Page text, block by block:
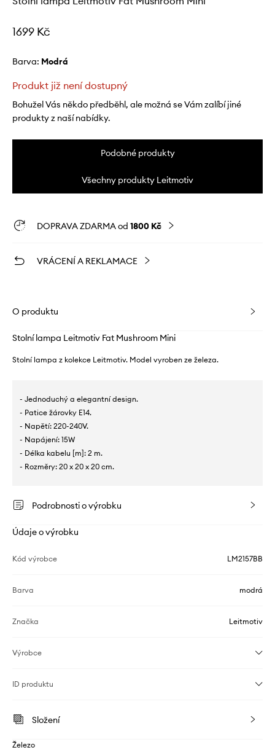
1699 Kč
Barva: modrá
Produkt již není dostupný
Bohužel Vás někdo předběhl, ale možná se Vám zalíbí jiné
produkty z naší nabídky.
Podobné produkty
Všechny produkty Leitmotiv
DOPRAVA ZDARMA od 1800 Kč
VRÁCENÍ A REKLAMACE
O produktu
Stolní lampa Leitmotiv Fat Mushroom Mini
Stolní lampa z kolekce Leitmotiv. Model vyroben ze železa.
- Jednoduchý a elegantní design.
- Patice žárovky E14.
- Napětí: 220-240V.
- Napájení: 15W
- Délka kabelu [m]: 2 m.
- Rozměry: 20 x 20 x 20 cm.
Podrobnosti o výrobku
Údaje o výrobku
Kód výrobce LM2157BB
Barva modrá
Značka Leitmotiv
Výrobce
ID produktu
Složení
Železo